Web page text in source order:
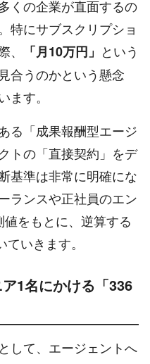
くの企業が直面するの
特にサブスクリプショ
「月10万円」 という
合うのかという懸念
す。
る「成果報酬型エージ
トの「直接契約」をデ
基準は非常に明確にな
ランスや正社員のエン
をもとに、逆算する
いきます。
1名にかける「336
して、エージェントへ